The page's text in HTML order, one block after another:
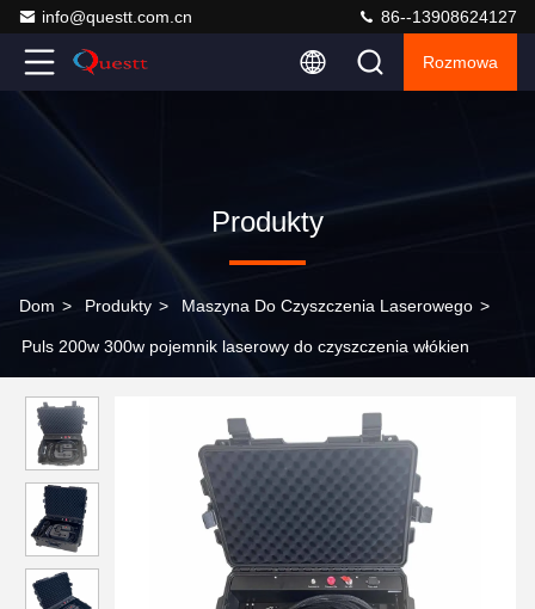
info@questt.com.cn 86--13908624127
Rozmowa
Produkty
Dom > Produkty > Maszyna Do Czyszczenia Laserowego >
Puls 200w 300w pojemnik laserowy do czyszczenia włókien